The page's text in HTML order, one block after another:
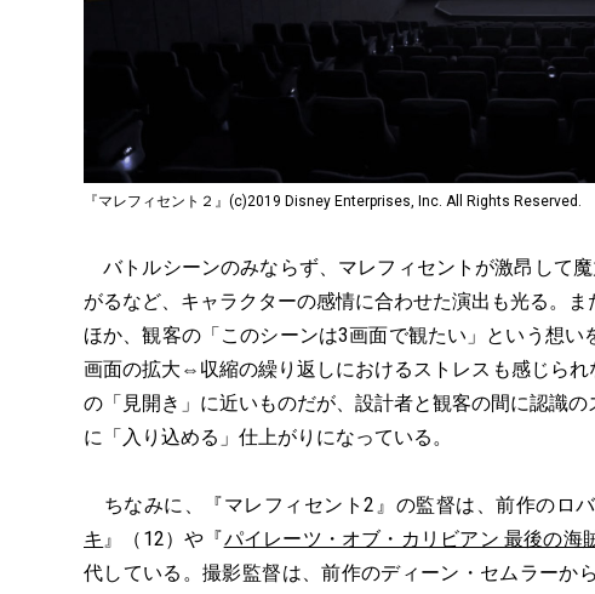
『マレフィセント２』(c)2019 Disney Enterprises, Inc. All Rights Reserved.
バトルシーンのみならず、マレフィセントが激昂して
がるなど、キャラクターの感情に合わせた演出も光る。
ほか、観客の「このシーンは3画面で観たい」という想い
画面の拡大⇔収縮の繰り返しにおけるストレスも感じら
の「見開き」に近いものだが、設計者と観客の間に認識
に「入り込める」仕上がりになっている。
ちなみに、『マレフィセント2』の監督は、前作のロ
キ 』（12）や『パイレーツ・オブ・カリビアン 最後の海
代している。撮影監督は、前作のディーン・セムラーか